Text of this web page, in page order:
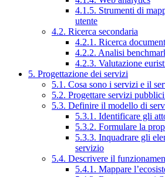
4.1.5. Strumenti di
utente
4.2. Ricerca secondaria
4.2.1. Ricerca
4.2.2. Analisi
4.2.3. Valutazione
5. Progettazione dei servizi
5.1. Cosa sono i servizi e il
5.2. Progettare servizi
5.3. Definire il modello di
5.3.1. Identificare gli
5.3.2. Formulare la
5.3.3. Inquadrare gli
servizio
5.4. Descrivere il
5.4.1. Mappare